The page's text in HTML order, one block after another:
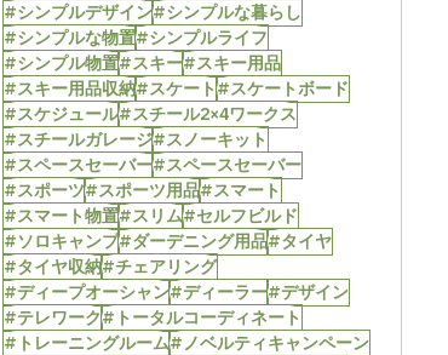
#シンプルデザイン#シンプルな暮らし
#シンプルな物置#シンプルライフ
#シンプル物置#スキー#スキー用品
#スキー用品収納#スケート#スケートボード
#スケジュール#スチール2×4ワークス
#スチールガレージ#スノーキット
#スペースセーバー#スペースセーバー
#スポーツ#スポーツ用品#スマート
#スマート物置#スリム#セルフビルド
#ソロキャンプ#ダーデニング用品#タイヤ
#タイヤ収納#チェアリング
#ディープオーシャン#ディーラー#デザイン
#テレワーク#トータルコーディネート
#トレーニングルーム#ノベルティキャンペーン